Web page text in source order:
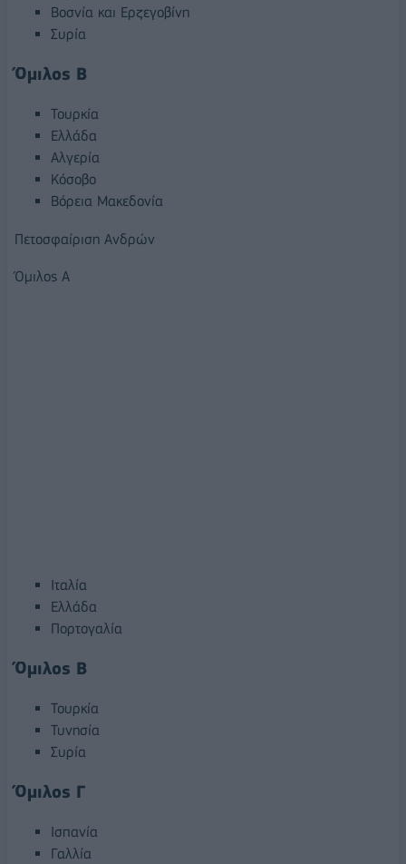
Βοσνία και Ερζεγοβίνη
Συρία
Όμιλος Β
Τουρκία
Ελλάδα
Αλγερία
Κόσοβο
Βόρεια Μακεδονία
Πετοσφαίριση Ανδρών
Όμιλος Α
Ιταλία
Ελλάδα
Πορτογαλία
Όμιλος Β
Τουρκία
Τυνησία
Συρία
Όμιλος Γ
Ισπανία
Γαλλία